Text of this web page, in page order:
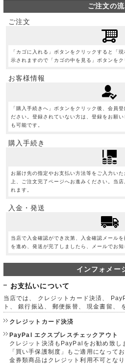
ご注文の
ご注文
「カゴに入れる」ボタンをクリックすると「
示されますので「カゴの中を見る」ボタンをク
お客様情報
「購入手続きへ」ボタンをクリック後、会員
ださい。登録されていない方は、登録をお願
も可能です。
購入手続き
お届け先の指定やお支払い方法等をご入力い
上、ご注文完了ページへお進みください。当
れます。
入金・発送
当店で入金確認ができ次第、入金確認メール
を進め、発送が完了しましたら、メールでお知
インフォメー
お支払いについて
当店では、 クレジットカード決済、
ト、 銀行振込、 郵便振替、 現金書留、
クレジットカード決済
PayPal エクスプレスチェックアウト
クレジット決済もPayPalをお勧め致し
「買い手保護制度」もご適用になって
金券類商品はクレジット利用不可となり